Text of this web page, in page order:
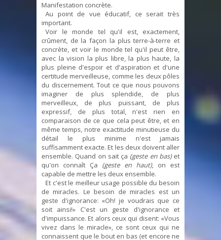
Manifestation concrète.
Au point de vue éducatif, ce serait très
important.
Voir le monde tel qu'il est, exactement,
crûment, de la façon la plus terre-à-terre et
concrète, et voir le monde tel qu'il peut être,
avec la vision la plus libre, la plus haute, la
plus pleine d'espoir et d'aspiration et d'une
certitude merveilleuse, comme les deux pôles
du discernement. Tout ce que nous pouvons
imaginer de plus splendide, de plus
merveilleux, de plus puissant, de plus
expressif, de plus total, n'est rien en
comparaison de ce que cela peut être, et en
même temps, notre exactitude minutieuse du
détail le plus minime n'est jamais
suffisamment exacte. Et les deux doivent aller
ensemble. Quand on sait ça (geste en bas)et
qu'on connaît Ça (geste en haut), on est
capable de mettre les deux ensemble.
Et c'est le meilleur usage possible du besoin
de miracles. Le besoin de miracles est un
geste d'ignorance: «Oh! je voudrais que ce
soit ainsi!» C'est un geste d'ignorance et
d'impuissance. Et alors ceux qui disent: «Vous
vivez dans le miracle», ce sont ceux qui ne
connaissent que le bout en bas (et encore ne